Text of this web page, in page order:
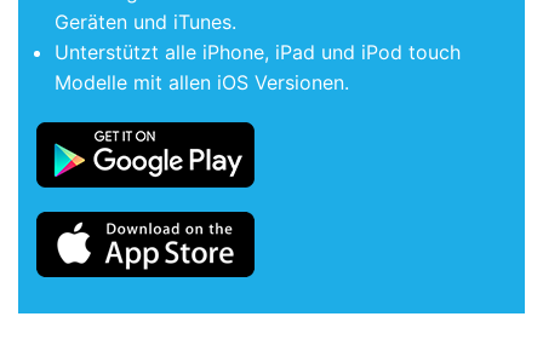
Geräten und iTunes.
Unterstützt alle iPhone, iPad und iPod touch
Modelle mit allen iOS Versionen.